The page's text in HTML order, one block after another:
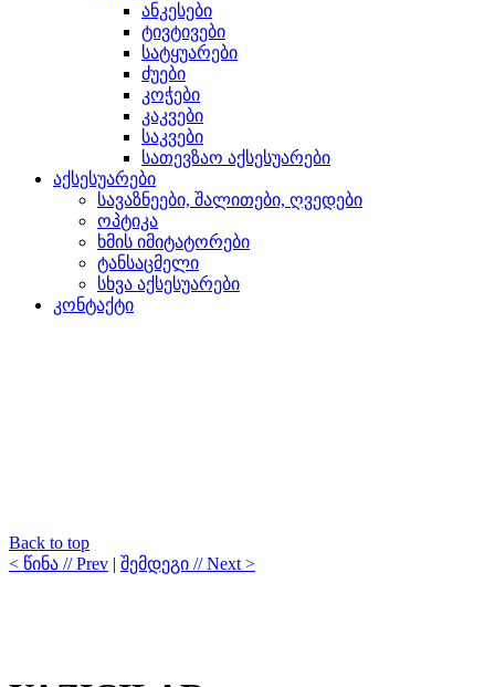
ანკესები
ტივტივები
სატყუარები
ძუები
კოჭები
კაკვები
საკვები
სათევზაო აქსესუარები
აქსესუარები
სავაზნეები, შალითები, ღვედები
ოპტიკა
ხმის იმიტატორები
ტანსაცმელი
სხვა აქსესუარები
კონტაქტი
Back to top
< წინა // Prev | შემდეგი // Next >